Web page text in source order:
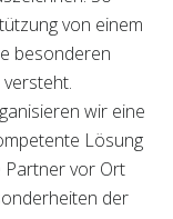
von einem
besonderen
wir eine
Lösung
Partner vor Ort
der